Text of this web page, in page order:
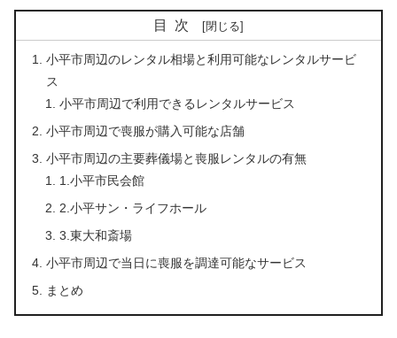
目次
小平市周辺のレンタル相場と利用可能なレンタルサービ
ス
小平市周辺で利用できるレンタルサービス
小平市周辺で喪服が購入可能な店舗
小平市周辺の主要葬儀場と喪服レンタルの有無
1.小平市民会館
2.小平サン・ライフホール
3.東大和斎場
小平市周辺で当日に喪服を調達可能なサービス
まとめ